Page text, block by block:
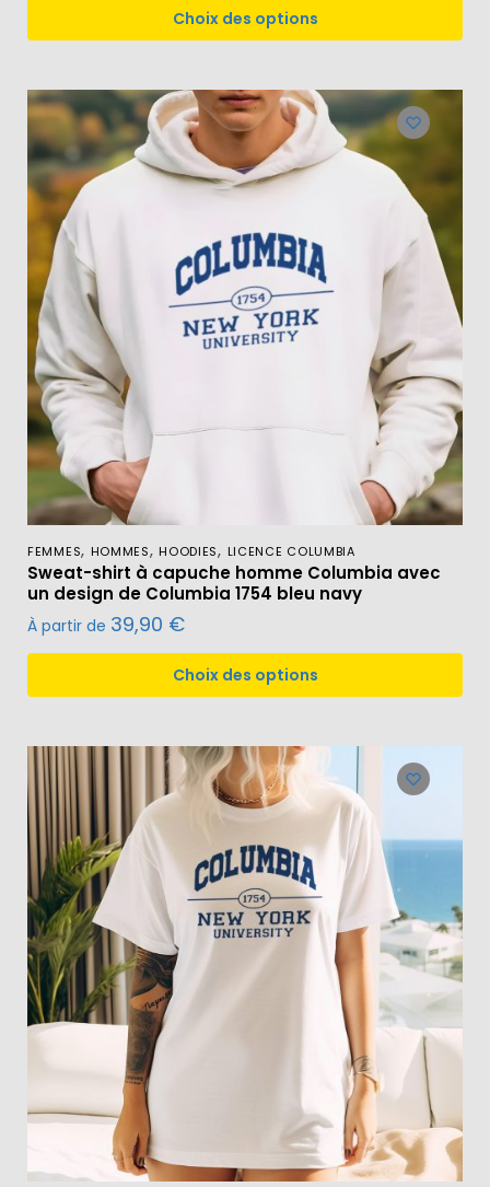
Choix des options
FEMMES, HOMMES, HOODIES, LICENCE COLUMBIA
Sweat-shirt à capuche homme Columbia avec
un design de Columbia 1754 bleu navy
À partir de 39,90 €
Choix des options